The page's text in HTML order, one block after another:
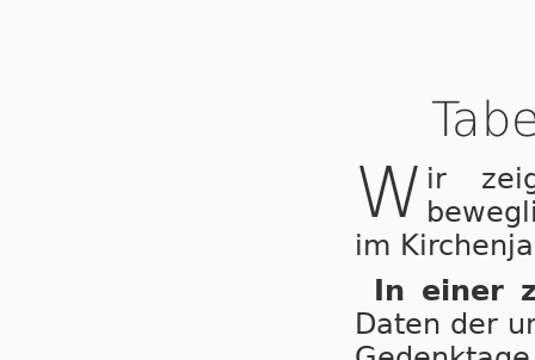
W ir
im
In einer
Daten der